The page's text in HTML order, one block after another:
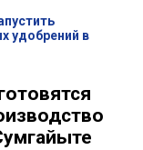
удобрений в